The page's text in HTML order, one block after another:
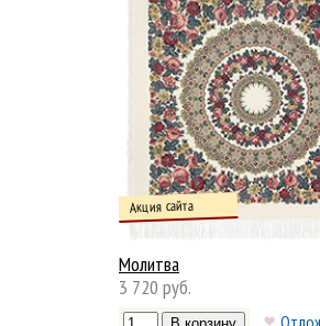
Молитва
Акция сайта
3 720 руб.